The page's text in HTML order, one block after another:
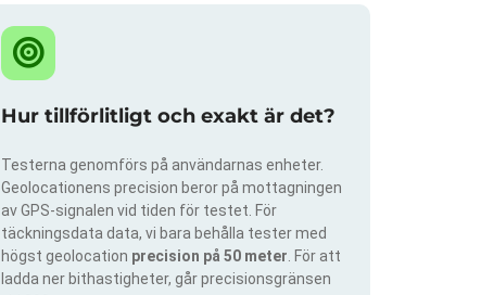
Hur tillförlitligt och exakt är det?
Testerna genomförs på användarnas enheter.
Geolocationens precision beror på mottagningen
av GPS-signalen vid tiden för testet. För
täckningsdata data, vi bara behålla tester med
högst geolocation precision på 50 meter . För att
ladda ner bithastigheter, går precisionsgränsen